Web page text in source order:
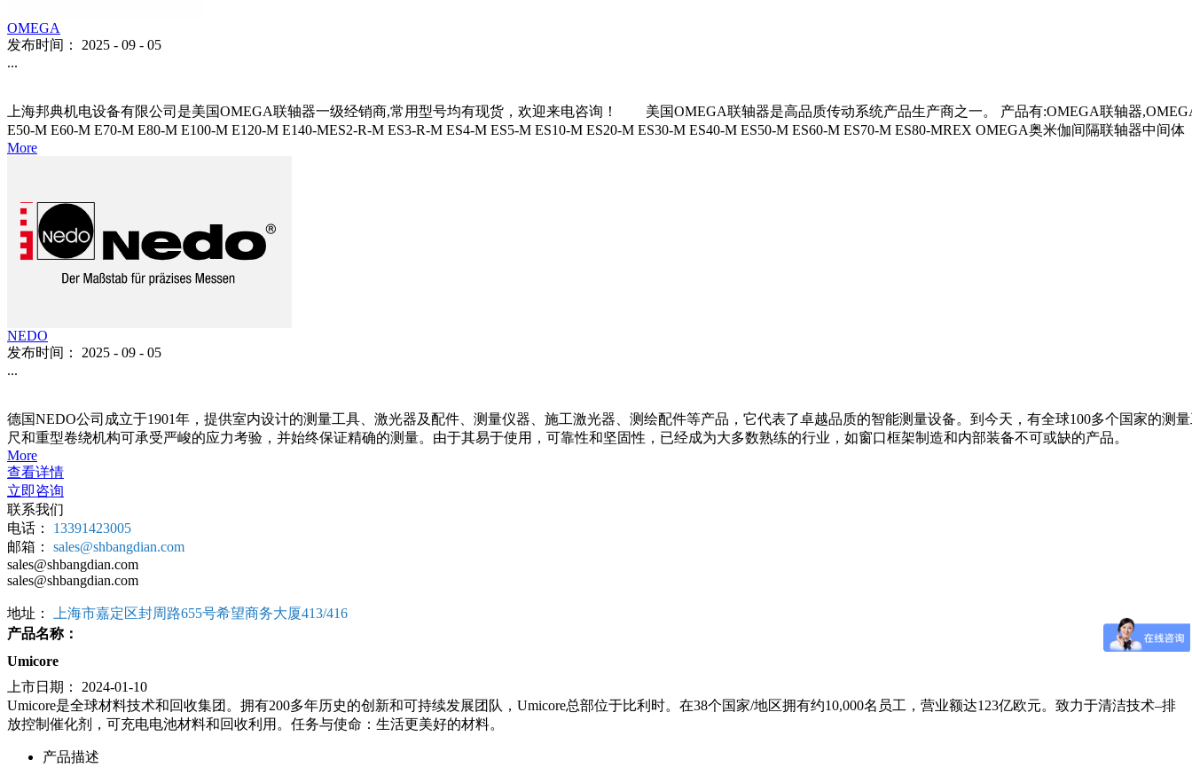
上海邦典作为FALK联轴器一级经销商，常用型号均有现货。欢迎来电咨询！1893年创立，总部位于美国威斯康星州密尔沃基市，是美国最大的动力传动装置生产厂，2005年5月被美国莱
OMEGA
发布时间： 2025 09
05
上海邦典机电设备有限公司是美国OMEGA联轴器一级经销商,常用型号均有现货，欢迎来电咨询！ 美国OMEGA联轴器是高品质传动系统产品生产商之一。 产品有:OMEGA联轴器
E50-M E60-M E70-M E80-M E100-M E120-M E140-MES2-R-M ES3-R-M ES4-M ES5-M ES10-M ES20-M ES30-M ES40-M ES50-M ES60-M ES70-M ES80-MREX OMEGA奥米伽间隔联轴器中间体
NEDO
发布时间： 2025 - 09
...
德国NEDO公司成立于1901年，提供室内设计的测量工具、激光器及配件、测量仪器、施工激光器、测绘配件等产品，它代表了卓越品质的智能测量设备。到今天，有全球100多个国家
尺和重型卷绕机构可承受严峻的应力考验，并始终保证精确的测量。由于其易于使用，可靠性和坚固性，已经成为大多数熟练的行业，如窗口框架制造和内部装备不可或缺的产品。
查看详情
立即咨询
联系我们
电话： 13391423005
邮箱：
sales@shbangdian.com